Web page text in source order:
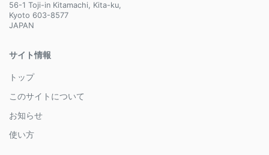
56-1 Toji-in Kitamachi, Kita-ku,
Kyoto 603-8577
JAPAN
サイト情報
トップ
このサイトについて
お知らせ
使い方